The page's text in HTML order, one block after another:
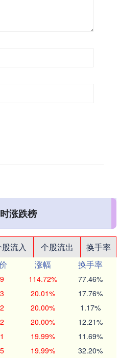
涨跌榜
流入 个股流出
换手率
涨幅
换手率
114.72% 77.46%
20.01% 17.76%
20.00% 1.17%
20.00% 12.21%
19.99% 11.69%
19.99% 32.20%